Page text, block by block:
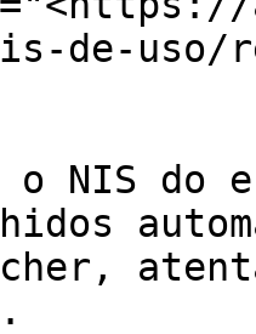
de-
NIS do